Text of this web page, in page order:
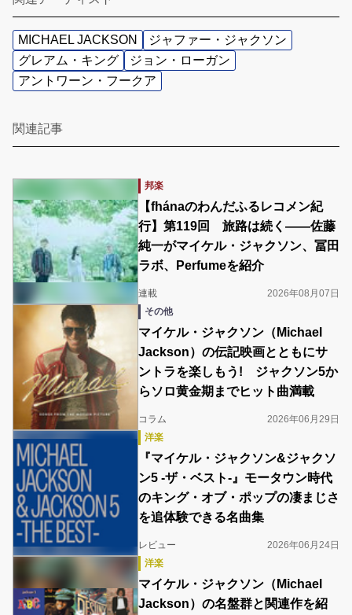
MICHAEL JACKSON
ジャファー・ジャクソン
グレアム・キング
ジョン・ローガン
アントワーン・フークア
関連記事
邦楽
【fhánaのわんだふるレコメン紀
行】第119回 旅路は続く――佐藤
純一がマイケル・ジャクソン、冨田
ラボ、Perfumeを紹介
連載
2026年08月07日
その他
マイケル・ジャクソン（Michael
Jackson）の伝記映画とともにサ
ントラを楽しもう! ジャクソン5か
らソロ黄金期までヒット曲満載
コラム
2026年06月29日
洋楽
『マイケル・ジャクソン&ジャクソ
ン5 -ザ・ベスト-』モータウン時代
のキング・オブ・ポップの凄まじさ
を追体験できる名曲集
レビュー
2026年06月24日
洋楽
マイケル・ジャクソン（Michael
Jackson）の名盤群と関連作を紹